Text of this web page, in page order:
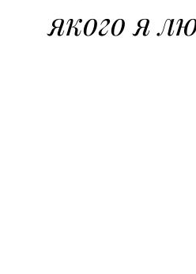
якого я